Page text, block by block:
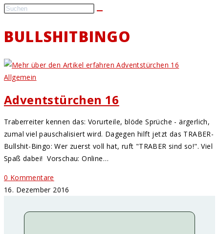
BULLSHITBINGO
Allgemein
Adventstürchen 16
Traberreiter kennen das: Vorurteile, blöde Sprüche - ärgerlich,
zumal viel pauschalisiert wird. Dagegen hilft jetzt das TRABER-
Bullshit-Bingo: Wer zuerst voll hat, ruft "TRABER sind so!". Viel
Spaß dabei! Vorschau: Online…
0 Kommentare
16. Dezember 2016